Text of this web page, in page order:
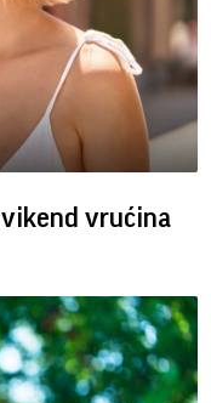
vikend vrućina